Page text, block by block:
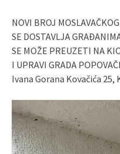
NOVI BROJ
SE DOSTAVLJA
SE MOŽE PREUZETI NA
I UPRAVI GRADA
Ivana Gorana Kovačića 25,